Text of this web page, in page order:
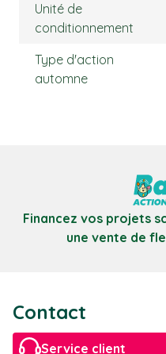
Unité de
conditionnement
Type d'action
automne
Financez vos projets
une vente de
Contact
Service client